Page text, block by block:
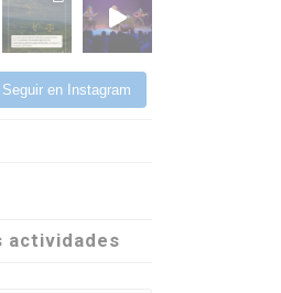
Seguir en Instagram
actividades